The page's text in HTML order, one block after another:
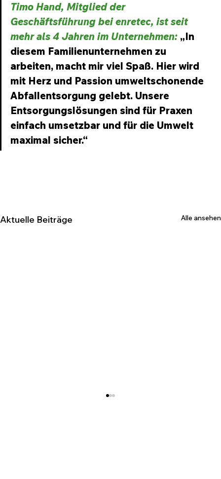
Timo Hand, Mitglied der
Geschäftsführung bei enretec, ist seit
mehr als 4 Jahren im Unternehmen: „In
diesem Familienunternehmen zu
arbeiten, macht mir viel Spaß. Hier wird
mit Herz und Passion umweltschonende
Abfallentsorgung gelebt. Unsere
Entsorgungslösungen sind für Praxen
einfach umsetzbar und für die Umwelt
maximal sicher.“
Aktuelle Beiträge Alle ansehen